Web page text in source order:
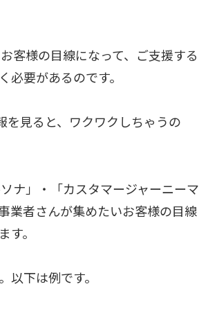
客様の目線になって、ご支援する
要があるのです。
を見ると、ワクワクしちゃうの
ナ」・「カスタマージャーニーマ
業者さんが集めたいお客様の目線
。
下は例です。